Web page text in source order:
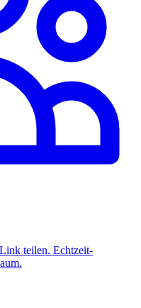
teilen. Echtzeit-